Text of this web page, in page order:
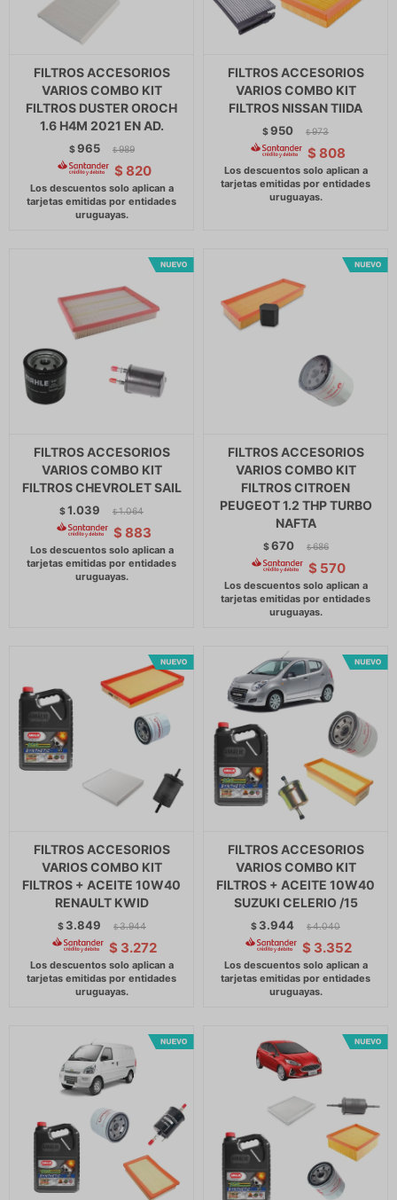
FILTROS ACCESORIOS
VARIOS COMBO KIT
FILTROS DUSTER OROCH
1.6 H4M 2021 EN AD.
$965 $ 989
$ 820
FILTROS ACCESORIOS
VARIOS COMBO KIT
FILTROS NISSAN TIIDA
$950 $ 973
$ 808
FILTROS ACCESORIOS
VARIOS COMBO KIT
FILTROS CHEVROLET SAIL
$1.039 $ 1.064
$ 883
FILTROS ACCESORIOS
VARIOS COMBO KIT
FILTROS CITROEN
PEUGEOT 1.2 THP TURBO
NAFTA
$670 $ 686
$ 570
FILTROS ACCESORIOS
VARIOS COMBO KIT
FILTROS + ACEITE 10W40
RENAULT KWID
$ 3.849 $ 3.944
$ 3.272
FILTROS ACCESORIOS
VARIOS COMBO KIT
FILTROS + ACEITE 10W40
SUZUKI CELERIO /15
$ 3.944 $ 4.040
$ 3.352